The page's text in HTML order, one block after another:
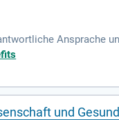
Ansprache
von
und